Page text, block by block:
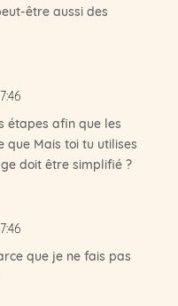
être aussi des
étapes afin que les
que Mais toi tu utilises
doit être simplifié ?
que je ne fais pas